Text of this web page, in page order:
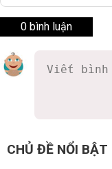
0 bình luận
CHỦ ĐỀ NỔI BẬT